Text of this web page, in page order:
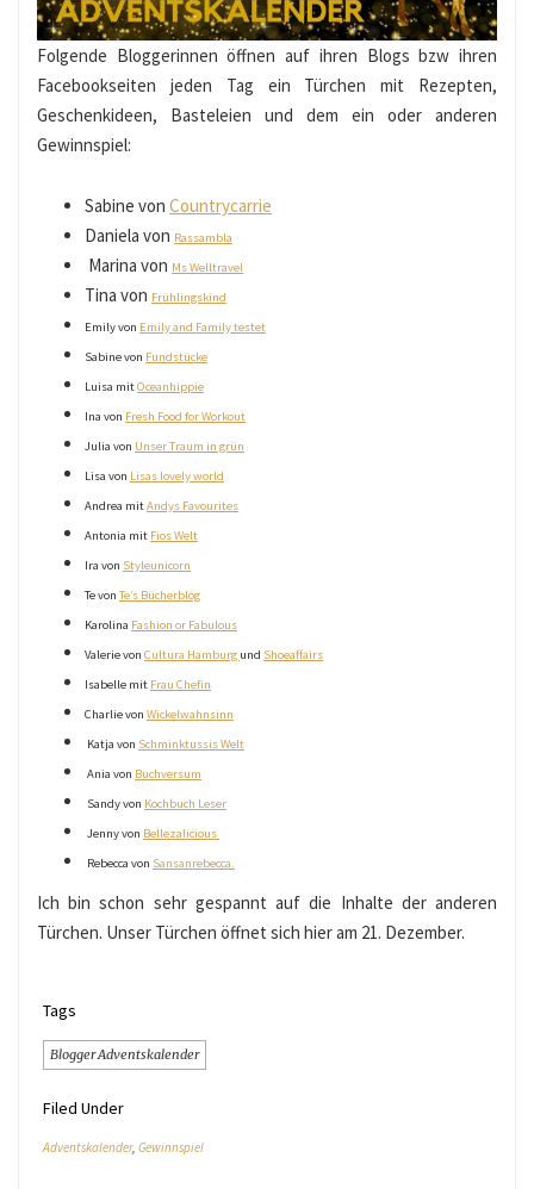
Folgende Bloggerinnen öffnen auf ihren Blogs bzw ihren
Facebookseiten jeden Tag ein Türchen mit Rezepten,
Geschenkideen, Basteleien und dem ein oder anderen
Gewinnspiel:
Sabine von Countrycarrie
Daniela von Rassambla
Marina von Ms Welltravel
Tina von Frühlingskind
Emily von Emily and Family testet
Sabine von Fundstücke
Luisa mitOceanhippie
Ina von Fresh Food for Workout
Julia von Unser Traum in grün
Lisa von Lisas lovely world
Andrea mitAndys Favourites
Antonia mit Fios Welt
Ira von Styleunicorn
Te von Te’s Bücherblog
Karolina Fashion or Fabulous
Valerie von Cultura Hamburg und Shoeaffairs
Isabelle mit Frau Chefin
Charlie von Wickelwahnsinn
Katja von Schminktussis Welt
Ania von Buchversum
Sandy von Kochbuch Leser
Jenny von Bellezalicious
Rebecca von Sansanrebecca.
Ich bin schon sehr gespannt auf die Inhalte der anderen
Türchen. Unser Türchen öffnet sich hier am 21. Dezember.
Tags
Blogger Adventskalender
Filed Under
Adventskalender, Gewinnspiel